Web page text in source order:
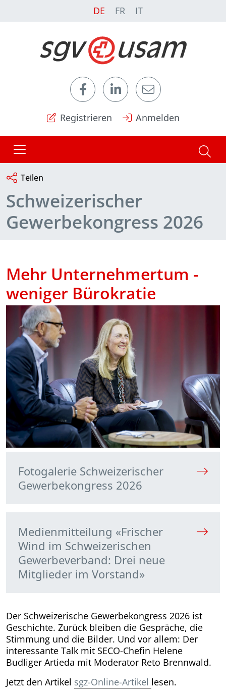
DE FR IT
Registrieren Anmelden
Teilen
Schweizerischer
Gewerbekongress 2026
Mehr Unternehmertum -
weniger Bürokratie
Fotogalerie Schweizerischer
Gewerbekongress 2026
Medienmitteilung «Frischer
Wind im Schweizerischen
Gewerbeverband: Drei neue
Mitglieder im Vorstand»
Der Schweizerische Gewerbekongress 2026 ist
Geschichte. Zurück bleiben die Gespräche, die
Stimmung und die Bilder. Und vor allem: Der
interessante Talk mit SECO-Chefin Helene
Budliger Artieda mit Moderator Reto Brennwald.
Jetzt den Artikel sgz-Online-Artikel lesen.